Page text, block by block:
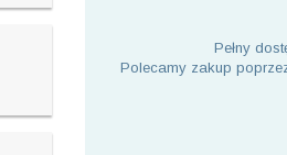
Pełny
Polecamy zakup